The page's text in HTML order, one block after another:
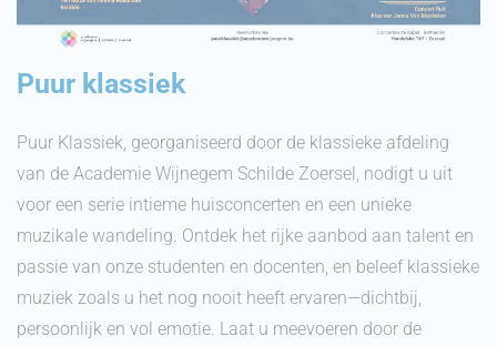
Puur klassiek
Puur Klassiek, georganiseerd door de klassieke afdeling
van de Academie Wijnegem Schilde Zoersel, nodigt u uit
voor een serie intieme huisconcerten en een unieke
muzikale wandeling. Ontdek het rijke aanbod aan talent en
passie van onze studenten en docenten, en beleef klassieke
muziek zoals u het nog nooit heeft ervaren—dichtbij,
persoonlijk en vol emotie. Laat u meevoeren door de